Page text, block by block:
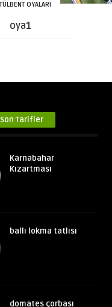
OYALARI
oya1
Son Tarifler
Karnabahar
Kızartması
ballı lokma tatlısı
domates çorbası